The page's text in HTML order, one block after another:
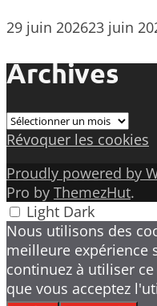
29 juin 202623 juin
Archives
Archives
Révoquer les cookies
Proudly powered by
Pro by ThemezHut.
Light Dark
Nous utilisons des
meilleure expérience
continuez à utiliser
que vous acceptez